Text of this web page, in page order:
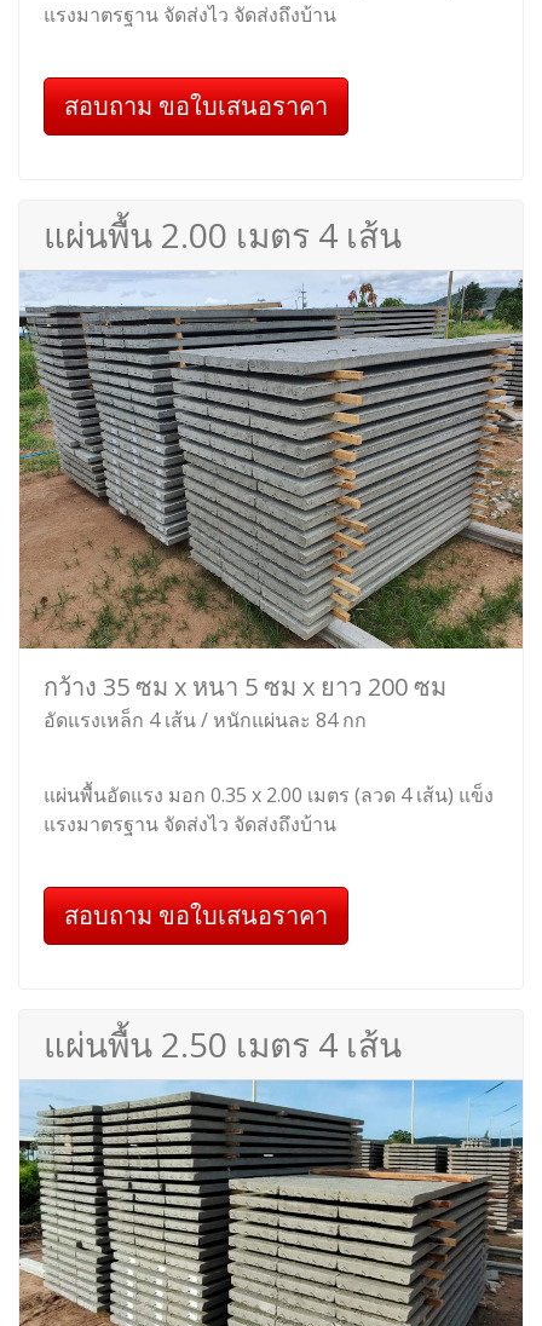
แรงมาตรฐาน จัดส่งไว จัดส่งถึงบ้าน
สอบถาม ขอใบเสนอราคา
แผ่นพื้น 2.00 เมตร 4 เส้น
กว้าง 35 ซม x หนา 5 ซม x ยาว 200 ซม
อัดแรงเหล็ก 4 เส้น / หนักแผ่นละ 84 กก
แผ่นพื้นอัดแรง มอก 0.35 x 2.00 เมตร (ลวด 4 เส้น) แข็ง
แรงมาตรฐาน จัดส่งไว จัดส่งถึงบ้าน
สอบถาม ขอใบเสนอราคา
แผ่นพื้น 2.50 เมตร 4 เส้น